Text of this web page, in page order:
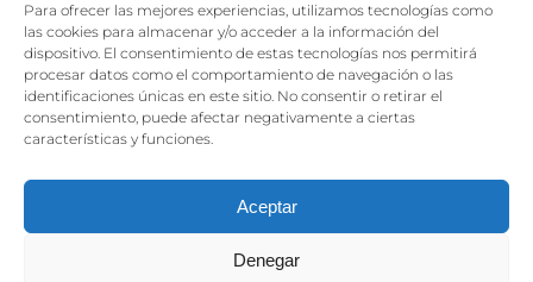
Para ofrecer las mejores experiencias, utilizamos tecnologías como
las cookies para almacenar y/o acceder a la información del
dispositivo. El consentimiento de estas tecnologías nos permitirá
procesar datos como el comportamiento de navegación o las
identificaciones únicas en este sitio. No consentir o retirar el
consentimiento, puede afectar negativamente a ciertas
características y funciones.
Aceptar
Denegar
El empleo, la gran llave para una vida
independiente: Fundación Dfa reclama un
impulso decidido a la inclusión laboral de las
personas con discapacidad
Clown, circo y magia: el Jardín de las Artes
de julio con su segundo “Festival